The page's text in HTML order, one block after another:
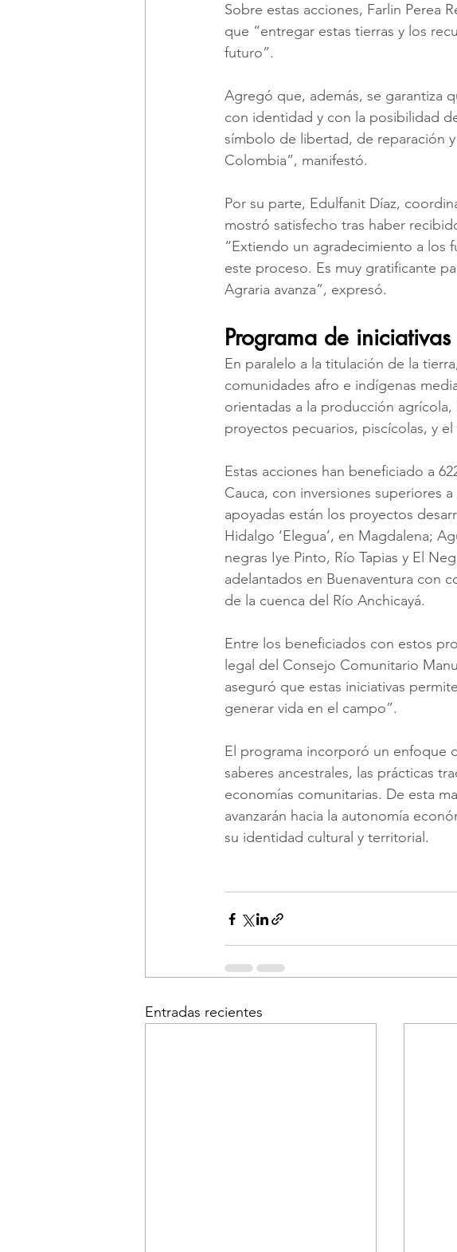
Sobre estas acciones, Farlin Perea
que “entregar estas tierras y los
futuro”.
Agregó que, además, se garantiza
con identidad y con la posibilidad
símbolo de libertad, de reparación
Colombia”, manifestó.
Por su parte, Edulfanit Díaz,
mostró satisfecho tras haber
“Extiendo un agradecimiento a los
este proceso. Es muy gratificante
Agraria avanza”, expresó.
Programa de
En paralelo a la titulación de la
comunidades afro e indígenas
orientadas a la producción
proyectos pecuarios, piscícolas, y
Estas acciones han beneficiado a
Cauca, con inversiones superiores
apoyadas están los proyectos
Hidalgo ‘Elegua’, en Magdalena;
negras Iye Pinto, Río Tapias y El
adelantados en Buenaventura con
de la cuenca del Río Anchicayá.
Entre los beneficiados con estos
legal del Consejo Comunitario
aseguró que estas iniciativas
generar vida en el campo”.
El programa incorporó un enfoque
saberes ancestrales, las prácticas
economías comunitarias. De esta
avanzarán hacia la autonomía
su identidad cultural y territorial.
Entradas recientes